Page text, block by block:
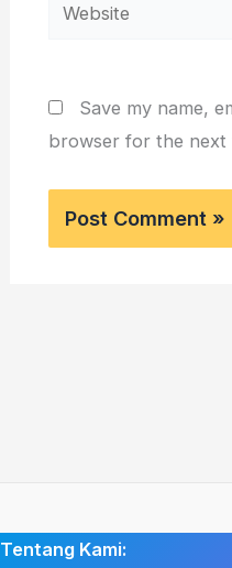
Save my name,
browser for the next
Tentang Kami: